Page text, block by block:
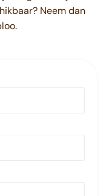
Neem dan